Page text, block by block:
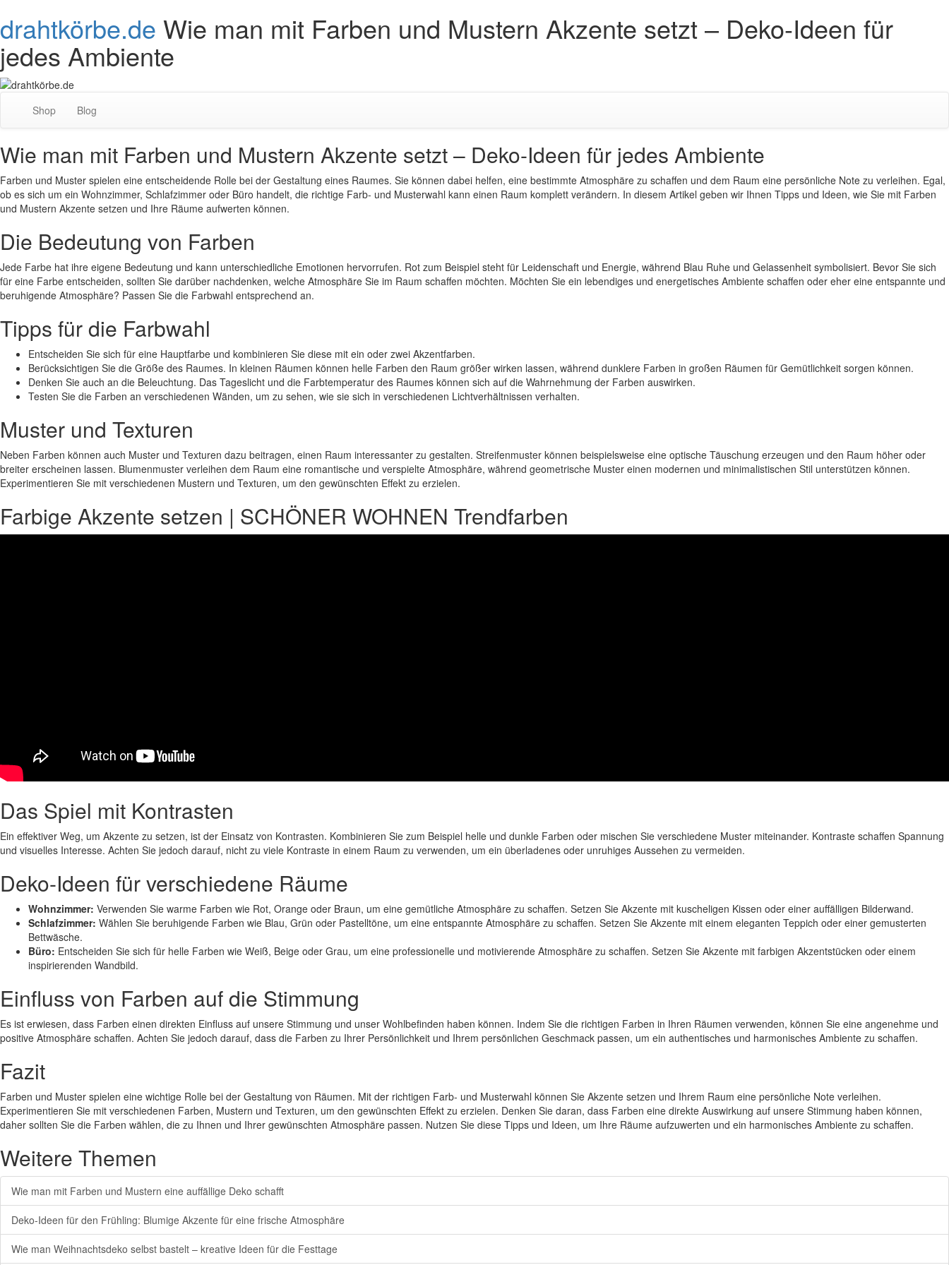
drahtkörbe.de Wie man mit Farben und Mustern Akzente setzt – Deko-Ideen für
jedes Ambiente
Shop Blog
Wie man mit Farben und Mustern Akzente setzt – Deko-Ideen für jedes Ambiente
Farben und Muster spielen eine entscheidende Rolle bei der Gestaltung eines Raumes. Sie können dabei helfen, eine bestimmte Atmosphäre zu schaffen und dem Raum eine persönliche Note zu verleihen. Egal,
ob es sich um ein Wohnzimmer, Schlafzimmer oder Büro handelt, die richtige Farb- und Musterwahl kann einen Raum komplett verändern. In diesem Artikel geben wir Ihnen Tipps und Ideen, wie Sie mit Farben
und Mustern Akzente setzen und Ihre Räume aufwerten können.
Die Bedeutung von Farben
Jede Farbe hat ihre eigene Bedeutung und kann unterschiedliche Emotionen hervorrufen. Rot zum Beispiel steht für Leidenschaft und Energie, während Blau Ruhe und Gelassenheit symbolisiert. Bevor Sie sich
für eine Farbe entscheiden, sollten Sie darüber nachdenken, welche Atmosphäre Sie im Raum schaffen möchten. Möchten Sie ein lebendiges und energetisches Ambiente schaffen oder eher eine entspannte und
beruhigende Atmosphäre? Passen Sie die Farbwahl entsprechend an.
Tipps für die Farbwahl
Entscheiden Sie sich für eine Hauptfarbe und kombinieren Sie diese mit ein oder zwei Akzentfarben.
Berücksichtigen Sie die Größe des Raumes. In kleinen Räumen können helle Farben den Raum größer wirken lassen, während dunklere Farben in großen Räumen für Gemütlichkeit sorgen können.
Denken Sie auch an die Beleuchtung. Das Tageslicht und die Farbtemperatur des Raumes können sich auf die Wahrnehmung der Farben auswirken.
Testen Sie die Farben an verschiedenen Wänden, um zu sehen, wie sie sich in verschiedenen Lichtverhältnissen verhalten.
Muster und Texturen
Neben Farben können auch Muster und Texturen dazu beitragen, einen Raum interessanter zu gestalten. Streifenmuster können beispielsweise eine optische Täuschung erzeugen und den Raum höher oder
breiter erscheinen lassen. Blumenmuster verleihen dem Raum eine romantische und verspielte Atmosphäre, während geometrische Muster einen modernen und minimalistischen Stil unterstützen können.
Experimentieren Sie mit verschiedenen Mustern und Texturen, um den gewünschten Effekt zu erzielen.
Farbige Akzente setzen | SCHÖNER WOHNEN Trendfarben
Das Spiel mit Kontrasten
Ein effektiver Weg, um Akzente zu setzen, ist der Einsatz von Kontrasten. Kombinieren Sie zum Beispiel helle und dunkle Farben oder mischen Sie verschiedene Muster miteinander. Kontraste schaffen Spannung
und visuelles Interesse. Achten Sie jedoch darauf, nicht zu viele Kontraste in einem Raum zu verwenden, um ein überladenes oder unruhiges Aussehen zu vermeiden.
Deko-Ideen für verschiedene Räume
Wohnzimmer: Verwenden Sie warme Farben wie Rot, Orange oder Braun, um eine gemütliche Atmosphäre zu schaffen. Setzen Sie Akzente mit kuscheligen Kissen oder einer auffälligen Bilderwand.
Schlafzimmer: Wählen Sie beruhigende Farben wie Blau, Grün oder Pastelltöne, um eine entspannte Atmosphäre zu schaffen. Setzen Sie Akzente mit einem eleganten Teppich oder einer gemusterten
Bettwäsche.
Büro: Entscheiden Sie sich für helle Farben wie Weiß, Beige oder Grau, um eine professionelle und motivierende Atmosphäre zu schaffen. Setzen Sie Akzente mit farbigen Akzentstücken oder einem
inspirierenden Wandbild.
Einfluss von Farben auf die Stimmung
Es ist erwiesen, dass Farben einen direkten Einfluss auf unsere Stimmung und unser Wohlbefinden haben können. Indem Sie die richtigen Farben in Ihren Räumen verwenden, können Sie eine angenehme und
positive Atmosphäre schaffen. Achten Sie jedoch darauf, dass die Farben zu Ihrer Persönlichkeit und Ihrem persönlichen Geschmack passen, um ein authentisches und harmonisches Ambiente zu schaffen.
Fazit
Farben und Muster spielen eine wichtige Rolle bei der Gestaltung von Räumen. Mit der richtigen Farb- und Musterwahl können Sie Akzente setzen und Ihrem Raum eine persönliche Note verleihen.
Experimentieren Sie mit verschiedenen Farben, Mustern und Texturen, um den gewünschten Effekt zu erzielen. Denken Sie daran, dass Farben eine direkte Auswirkung auf unsere Stimmung haben können,
daher sollten Sie die Farben wählen, die zu Ihnen und Ihrer gewünschten Atmosphäre passen. Nutzen Sie diese Tipps und Ideen, um Ihre Räume aufzuwerten und ein harmonisches Ambiente zu schaffen.
Weitere Themen
Wie man mit Farben und Mustern eine auffällige Deko schafft
Deko-Ideen für den Frühling: Blumige Akzente für eine frische Atmosphäre
Wie man Weihnachtsdeko selbst bastelt – kreative Ideen für die Festtage